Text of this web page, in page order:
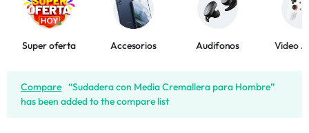
Super oferta Accesorios Audifonos Video
Compare “Sudadera con Media Cremallera para Hombre”
has been added to the compare list